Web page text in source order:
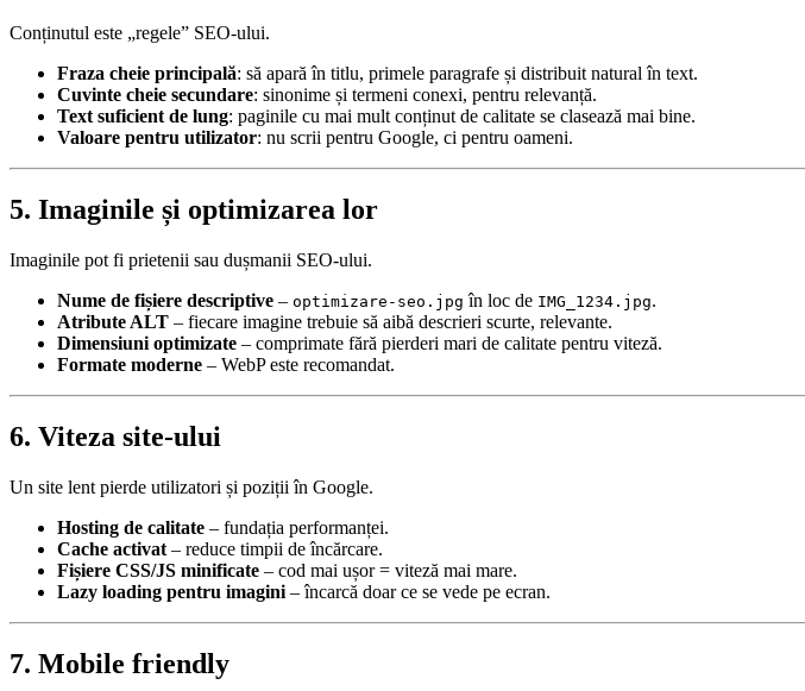
Conținutul este „regele” SEO-ului.
Fraza cheie principală: să apară în titlu, primele paragrafe și distribuit natural în text.
Cuvinte cheie secundare: sinonime și termeni conexi, pentru relevanță.
Text suficient de lung: paginile cu mai mult conținut de calitate se clasează mai bine.
Valoare pentru utilizator: nu scrii pentru Google, ci pentru oameni.
5. Imaginile și optimizarea lor
Imaginile pot fi prietenii sau dușmanii SEO-ului.
Nume de fișiere descriptive – optimizare-seo.jpg în loc de IMG_1234.jpg.
Atribute ALT – fiecare imagine trebuie să aibă descrieri scurte, relevante.
Dimensiuni optimizate – comprimate fără pierderi mari de calitate pentru viteză.
Formate moderne – WebP este recomandat.
6. Viteza site-ului
Un site lent pierde utilizatori și poziții în Google.
Hosting de calitate – fundația performanței.
Cache activat – reduce timpii de încărcare.
Fișiere CSS/JS minificate – cod mai ușor = viteză mai mare.
Lazy loading pentru imagini – încarcă doar ce se vede pe ecran.
7. Mobile friendly